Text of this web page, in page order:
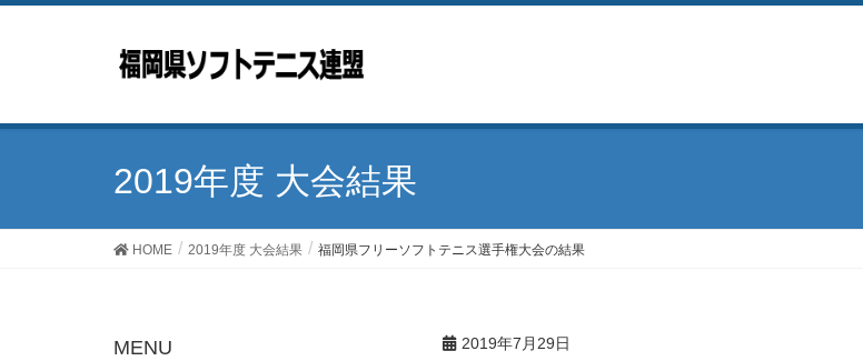
2019年度 大会結果
HOME 2019年度 大会結果 福岡県フリーソフトテニス選手権大会の結果
2019年7月29日
MENU